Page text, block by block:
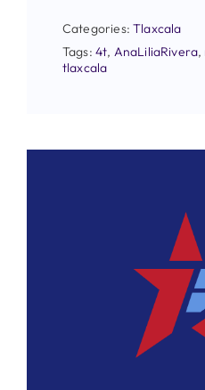
Categories:Tlaxcala
Tags:4t, AnaLiliaRivera,
tlaxcala